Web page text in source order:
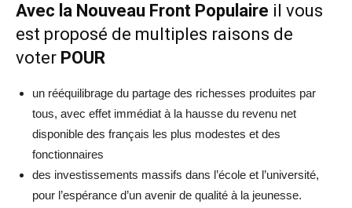
Avec la Nouveau Front Populaire il vous
est proposé de multiples raisons de
voter POUR
un rééquilibrage du partage des richesses produites par
tous, avec effet immédiat à la hausse du revenu net
disponible des français les plus modestes et des
fonctionnaires
des investissements massifs dans l’école et l’université,
pour l’espérance d’un avenir de qualité à la jeunesse.